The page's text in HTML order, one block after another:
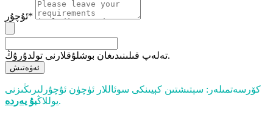
ئۇچۇر*
تەلەپ قىلىنىدىغان بوشلۇقلارنى تولدۇرۇڭ.
ئەۋەتىش
كۆرسەتمىلەر: سېتىشتىن كېيىنكى سوئاللار ئۈچۈن ئۇچۇرلىرىڭىزنى
يوللاڭبۇ يەردە .